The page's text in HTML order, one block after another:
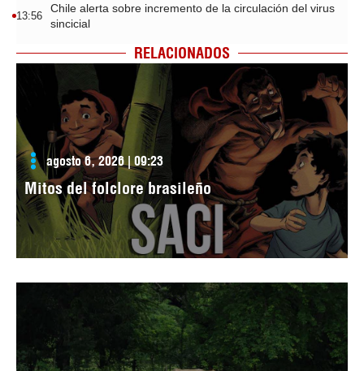
13:56
Chile alerta sobre incremento de la circulación del virus
sincicial
RELACIONADOS
agosto 6, 2026 | 09:23
Mitos del folclore brasileño